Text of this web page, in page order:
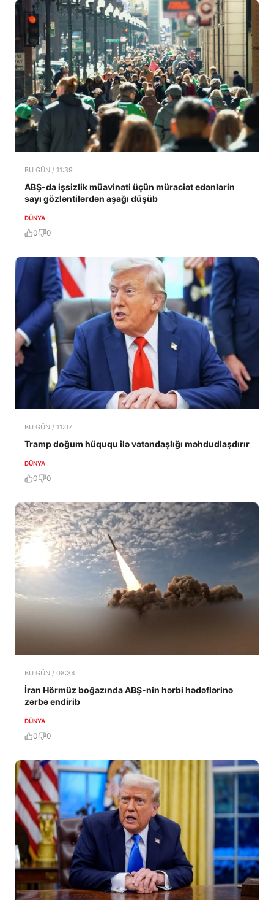
BU GÜN / 11:39
ABŞ-da işsizlik müavinəti üçün müraciət edənlərin
sayı gözləntilərdən aşağı düşüb
DÜNYA
0 0
BU GÜN / 11:07
Tramp doğum hüququ ilə vətəndaşlığı məhdudlaşdırır
DÜNYA
0 0
BU GÜN / 08:34
İran Hörmüz boğazında ABŞ-nin hərbi hədəflərinə
zərbə endirib
DÜNYA
0 0